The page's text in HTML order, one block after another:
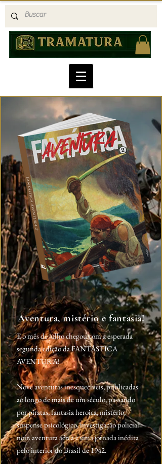
Aventura, mistério e fantasia!
E o mês de julho chegou com a esperada
segunda edição da FANTÁSTICA
AVENTURA!
Nove aventuras inesquecíveis, publicadas
ao longo de mais de um século, passando
por piratas, fantasia heroica, mistério,
suspense psicológico, investigação policial
noir, aventura aérea e uma jornada inédita
pelo interior do Brasil de 1942.